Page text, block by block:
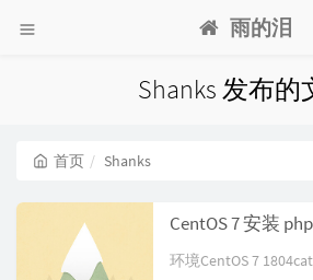
雨的泪
Shanks 发布的
首页 Shanks
CentOS 7 安装
环境CentOS 7